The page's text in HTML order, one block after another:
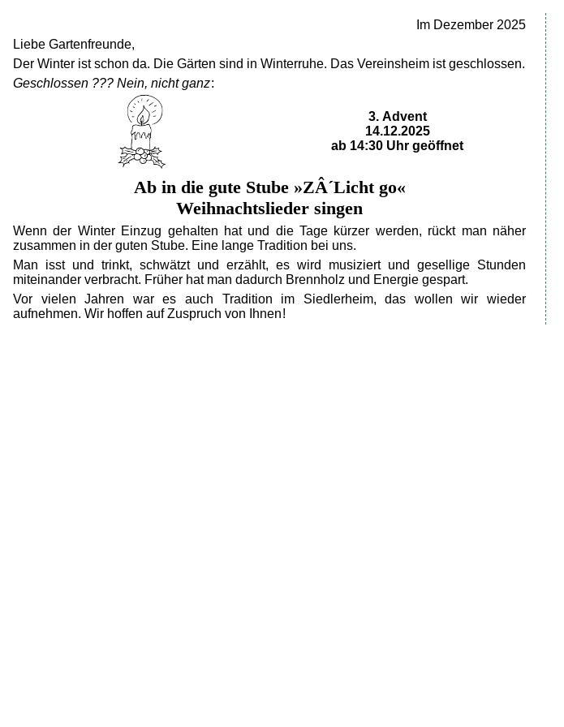
Im Dezember 2025
Liebe Gartenfreunde,
Der Winter ist schon da. Die Gärten sind in Winterruhe. Das Vereinsheim ist geschlossen.
Geschlossen ??? Nein, nicht ganz:
3. Advent
14.12.2025
ab 14:30 Uhr geöffnet
Ab in die gute Stube »ZÂ´Licht go«
Weihnachtslieder singen
Wenn der Winter Einzug gehalten hat und die Tage kürzer werden, rückt man näher
zusammen in der guten Stube. Eine lange Tradition bei uns.
Man isst und trinkt, schwätzt und erzählt, es wird musiziert und gesellige Stunden
miteinander verbracht. Früher hat man dadurch Brennholz und Energie gespart.
Vor vielen Jahren war es auch Tradition im Siedlerheim, das wollen wir wieder
aufnehmen. Wir hoffen auf Zuspruch von Ihnen !